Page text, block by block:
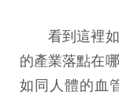
看到這裡如
的產業落點在哪
如同人體的血